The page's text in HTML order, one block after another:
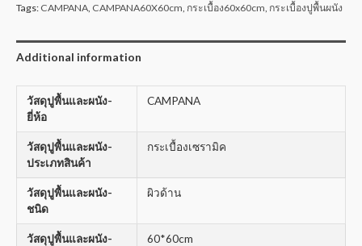
Tags: CAMPANA CAMPANA60X60cm กระเบื้อง60x60cm กระเบื้องปูพื้นผนัง
Additional information
วัสดุปูพื้นและผนัง-
ยี่ห้อ
CAMPANA
วัสดุปูพื้นและผนัง-
ประเภทสินค้า
กระเบื้องเซรามิค
วัสดุปูพื้นและผนัง-
ชนิด
ผิวด้าน
วัสดุปูพื้นและผนัง-
60*60cm